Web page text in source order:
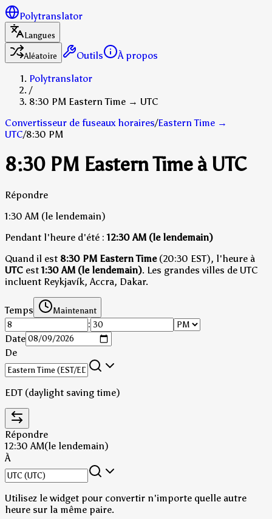
Polytranslator
Langues
Aléatoire
Outils
À propos
Polytranslator
/
8:30 PM Eastern Time → UTC
Convertisseur de fuseaux horaires/Eastern Time →
UTC/8:30 PM
8:30 PM Eastern Time à UTC
Répondre
1:30 AM (le lendemain)
Pendant l'heure d'été : 12:30 AM (le lendemain)
Quand il est 8:30 PM Eastern Time(20:30 EST), l'heure à
UTC est1:30 AM (le lendemain). Les grandes villes de UTC
incluent Reykjavík, Accra, Dakar.
Temps Maintenant
:
Date
De
EDT (daylight saving time)
Répondre
12:30 AM(le lendemain)
À
Utilisez le widget pour convertir n'importe quelle autre
heure sur la même paire.